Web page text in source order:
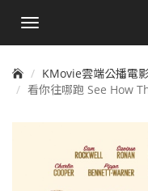
手
單
KMovie雲端公播電
看你往哪跑 See How